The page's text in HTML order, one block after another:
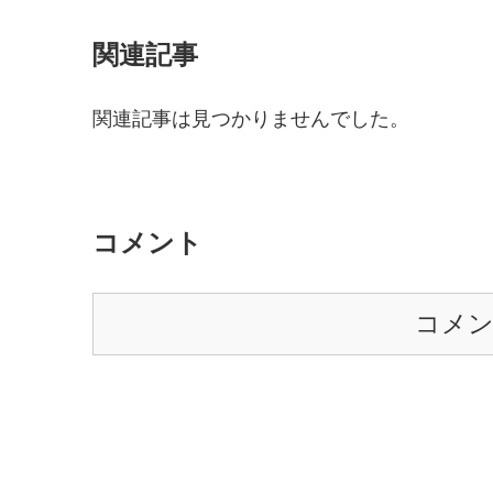
関連記事
関連記事は見つかりませんでした。
コメント
コメ